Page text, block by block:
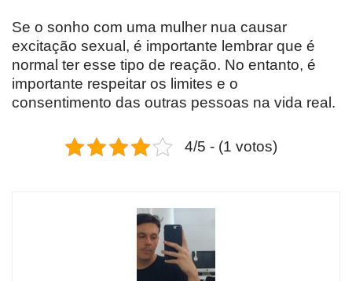
Se o sonho com uma mulher nua causar
excitação sexual, é importante lembrar que é
normal ter esse tipo de reação. No entanto, é
importante respeitar os limites e o
consentimento das outras pessoas na vida real.
4/5 - (1 votos)